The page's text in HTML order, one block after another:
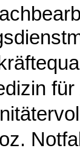
für